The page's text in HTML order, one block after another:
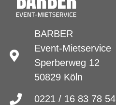
BARBER
Event-Mietservice
Sperberweg 12
50829 Köln
0221 / 16 83 78 54